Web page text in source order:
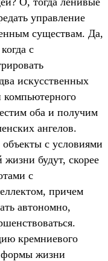
управление
существам. Да,
с
искусственных
компьютерного
оба и получим
ангелов.
с условиями
будут, скорее
с
причем
автономно,
кремниевого
формы жизни